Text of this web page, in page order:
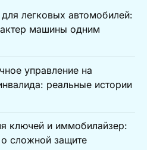
легковых автомобилей:
машины одним
управление на
реальные истории
ключей и иммобилайзер:
сложной защите